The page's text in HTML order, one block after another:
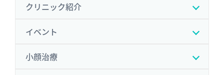
クリニック紹介
イベント
小顔治療